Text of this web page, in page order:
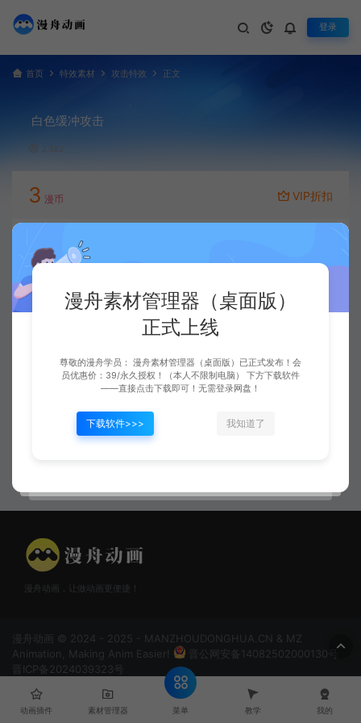
登录
首页 特效素材 攻击特效 正文
白色缓冲攻击
2,582
3 漫币 VIP折扣
立即下载
漫舟动画，让做动画更便捷！
漫舟动画 © 2024 - 2025 - MANZHOUDONGHUA.CN & MZ
Animation, Making Anim Easier!
晋公网安备14082502000130号
晋ICP备2024039323号
动画插件 素材管理器 菜单 教学 我的
漫舟素材管理器（桌面版）
正式上线
尊敬的漫舟学员： 漫舟素材管理器（桌面版）已正式发布！会
员优惠价：39/永久授权！（本人不限制电脑） 下方下载软件
——直接点击下载即可！无需登录网盘！
下载软件>>> 我知道了